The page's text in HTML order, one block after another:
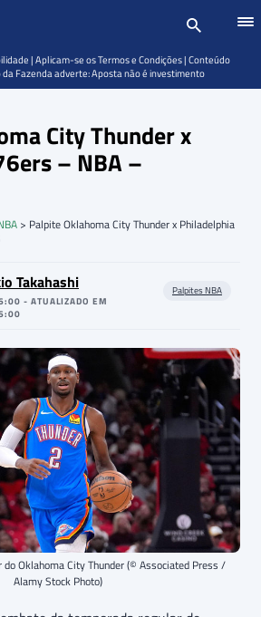
City Thunder x
– NBA –
> Palpite Oklahoma City Thunder x Philadelphia
Takahashi
- ATUALIZADO EM
Palpites NBA
do Oklahoma City Thunder (© Associated Press /
Alamy Stock Photo)
| Aplicam-se os Termos e Condições | Conteúdo
Fazenda adverte: Aposta não é investimento